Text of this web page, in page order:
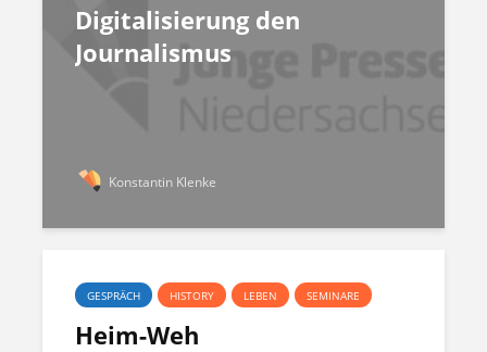
Digitalisierung den
Journalismus
Konstantin Klenke
GESPRÄCH HISTORY LEBEN SEMINARE
Heim-Weh